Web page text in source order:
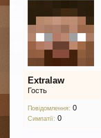
Extralaw
Гость
Повідомлення: 0
Симпатії: 0